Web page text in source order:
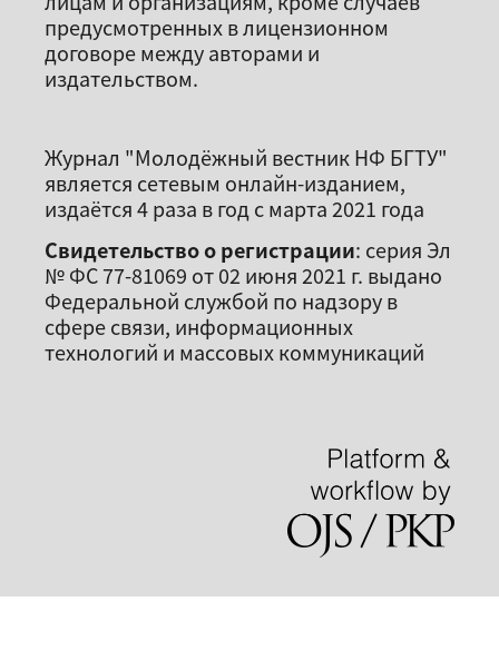
предусмотренных в лицензионном
договоре между авторами и
издательством.
Журнал "Молодёжный вестник НФ БГТУ"
является сетевым онлайн-изданием,
издаётся 4 раза в год с марта 2021 года
Свидетельство о регистрации: серия Эл
№ ФС 77-81069 от 02 июня 2021 г. выдано
Федеральной службой по надзору в
сфере связи, информационных
технологий и массовых коммуникаций